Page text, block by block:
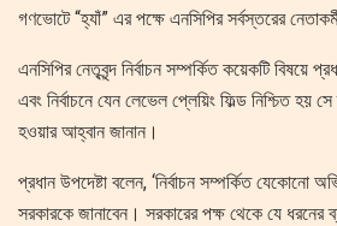
গণভোটে “হ্যাঁ” এর পক্ষে এনসিপির সর্বস্তরের
এনসিপির নেতৃবৃন্দ নির্বাচন সম্পর্কিত কয়েকটি বিষয়ে
এবং নির্বাচনে যেন লেভেল প্লেয়িং ফিল্ড নিশ্চিত হয়
হওয়ার আহ্বান জানান।
প্রধান উপদেষ্টা বলেন, ‘নির্বাচন সম্পর্কিত যেকোনো
সরকারকে জানাবেন। সরকারের পক্ষ থেকে যে ধরনের